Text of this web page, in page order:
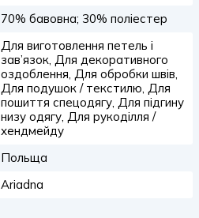
70% бавовна; 30% поліестер
Для виготовлення петель і
зав’язок, Для декоративного
оздоблення, Для обробки швів,
Для подушок / текстилю, Для
пошиття спецодягу, Для підгину
низу одягу, Для рукоділля /
хендмейду
Польща
Ariadna